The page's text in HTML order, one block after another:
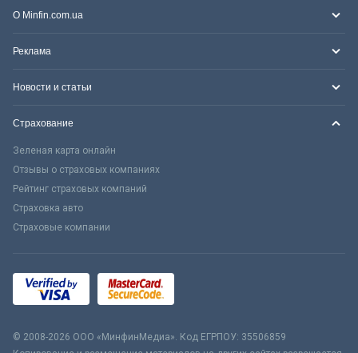
О Minfin.com.ua
Реклама
Новости и статьи
Страхование
Зеленая карта онлайн
Отзывы о страховых компаниях
Рейтинг страховых компаний
Страховка авто
Страховые компании
© 2008-2026 ООО «МинфинМедиа». Код ЕГРПОУ: 35506859